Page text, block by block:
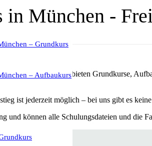
– Grundkurs
– Aufbaukurs
Kurs
Kalkulation. Wir bieten Grundkurse,
ist jederzeit möglich – bei uns gibt es
und können alle Schulungsdateien und die